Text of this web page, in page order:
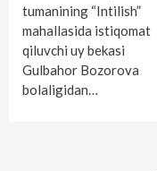
tumanining “Intilish”
mahallasida istiqomat
qiluvchi uy bekasi
Gulbahor Bozorova
bolaligidan…